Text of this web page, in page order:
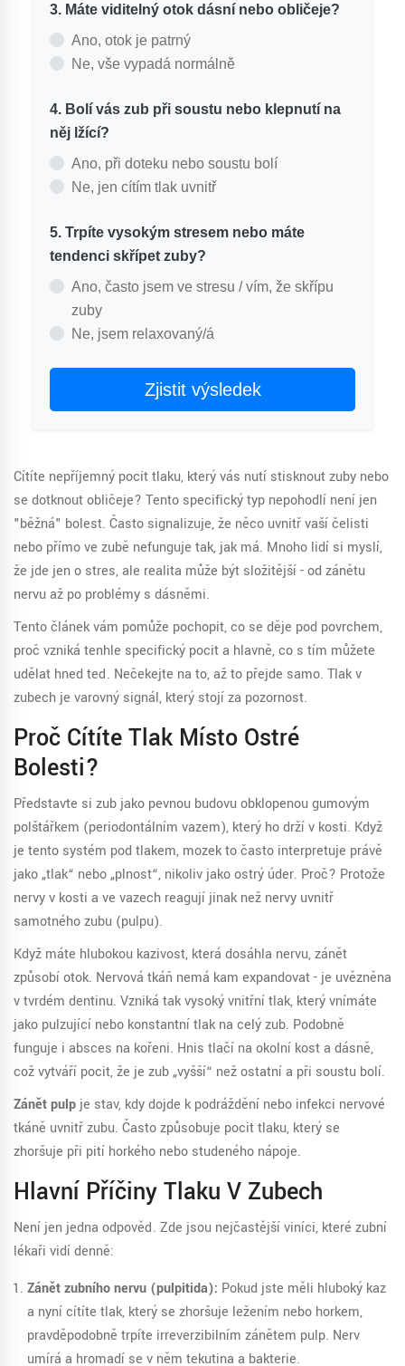
3. Máte viditelný otok dásní nebo obličeje?
Ano, otok je patrný
Ne, vše vypadá normálně
4. Bolí vás zub při soustu nebo klepnutí na
něj lžící?
Ano, při doteku nebo soustu bolí
Ne, jen cítím tlak uvnitř
5. Trpíte vysokým stresem nebo máte
tendenci skřípet zuby?
Ano, často jsem ve stresu / vím, že skřípu
zuby
Ne, jsem relaxovaný/á
Zjistit výsledek
Cítíte nepříjemný pocit tlaku, který vás nutí stisknout zuby nebo
se dotknout obličeje? Tento specifický typ nepohodlí není jen
"běžná" bolest. Často signalizuje, že něco uvnitř vaší čelisti
nebo přímo ve zubě nefunguje tak, jak má. Mnoho lidí si myslí,
že jde jen o stres, ale realita může být složitější - od zánětu
nervu až po problémy s dásněmi.
Tento článek vám pomůže pochopit, co se děje pod povrchem,
proč vzniká tenhle specifický pocit a hlavně, co s tím můžete
udělat hned teď. Nečekejte na to, až to přejde samo. Tlak v
zubech je varovný signál, který stojí za pozornost.
Proč Cítíte Tlak Místo Ostré
Bolesti?
Představte si zub jako pevnou budovu obklopenou gumovým
polštářkem (periodontálním vazem), který ho drží v kosti. Když
je tento systém pod tlakem, mozek to často interpretuje právě
jako „tlak“ nebo „plnost“, nikoliv jako ostrý úder. Proč? Protože
nervy v kosti a ve vazech reagují jinak než nervy uvnitř
samotného zubu (pulpu).
Když máte hlubokou kazivost, která dosáhla nervu, zánět
způsobí otok. Nervová tkáň nemá kam expandovat - je uvězněna
v tvrdém dentinu. Vzniká tak vysoký vnitřní tlak, který vnímáte
jako pulzující nebo konstantní tlak na celý zub. Podobně
funguje i absces na kořeni. Hnis tlačí na okolní kost a dásně,
což vytváří pocit, že je zub „vyšší“ než ostatní a při soustu bolí.
Zánět pulp je stav, kdy dojde k podráždění nebo infekci nervové
tkáně uvnitř zubu. Často způsobuje pocit tlaku, který se
zhoršuje při pití horkého nebo studeného nápoje.
Hlavní Příčiny Tlaku V Zubech
Není jen jedna odpověď. Zde jsou nejčastější viníci, které zubní
lékaři vidí denně:
Zánět zubního nervu (pulpitida): Pokud jste měli hluboký kaz
a nyní cítíte tlak, který se zhoršuje ležením nebo horkem,
pravděpodobně trpíte irreverzibilním zánětem pulp. Nerv
umírá a hromadí se v něm tekutina a bakterie.